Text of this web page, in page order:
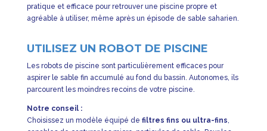
pratique et efficace pour retrouver une piscine propre et
agréable à utiliser, même après un épisode de sable saharien.
UTILISEZ UN ROBOT DE PISCINE
Les robots de piscine sont particulièrement efficaces pour
aspirer le sable fin accumulé au fond du bassin. Autonomes, ils
parcourent les moindres recoins de votre piscine.
Notre conseil :
Choisissez un modèle équipé de filtres fins ou ultra-fins,